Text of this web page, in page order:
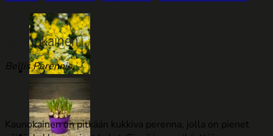
Kaunokainen
Bellis Perennis
Kaunokainen on pitkään kukkiva perenna, jolla on pienet